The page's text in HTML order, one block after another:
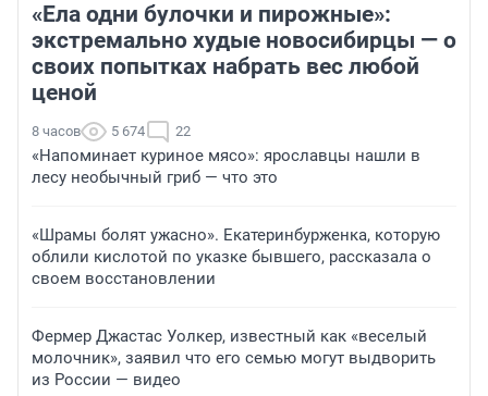
«Ела одни булочки и пирожные»:
экстремально худые новосибирцы — о
своих попытках набрать вес любой
ценой
8 часов 5 674 22
«Напоминает куриное мясо»: ярославцы нашли в
лесу необычный гриб — что это
«Шрамы болят ужасно». Екатеринбурженка, которую
облили кислотой по указке бывшего, рассказала о
своем восстановлении
Фермер Джастас Уолкер, известный как «веселый
молочник», заявил что его семью могут выдворить
из России — видео